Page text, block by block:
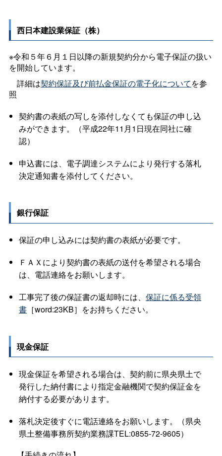
西日本建設業保証（株）
※令和５年６月１日以降の新規契約分から電子保証の扱い
を開始しています。
詳細は契約保証及び前払金保証の電子化についてを参
照
契約書の表紙の写しを添付しなくても保証の申し込
みができます。（平成22年11月1日現在同社に確
認）
申込書には、電子調達システムにより発行する落札
決定通知書を添付してください。
銀行保証
保証の申し込みには契約書の表紙が必要です。
ＦＡＸにより契約書の表紙の送付を希望される場合
は、電話連絡をお願いします。
工事完了後の保証書の返却時には、 保証に係る受領
書［word:23KB］をお持ちください。
現金保証
現金保証を希望される場合は、契約前に県央県土で
発行した納付書により指定金融機関で契約保証金を
納付する必要があります。
落札決定後すぐに電話連絡をお願いします。（県央
県土整備事務所契約業務課TEL:0855-72-9605）